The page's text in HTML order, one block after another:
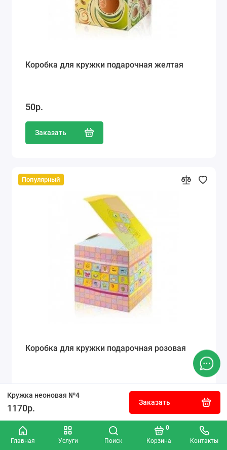
Главная Услуги Поиск Корзина
0
Контакты
Кружка неоновая №4
1170р.
Заказать
Коробка для кружки подарочная желтая
50р.
Заказать
Популярный
Коробка для кружки подарочная розовая